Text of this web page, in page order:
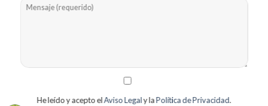
He leído y acepto elAviso Legaly laPolítica de Privacidad.